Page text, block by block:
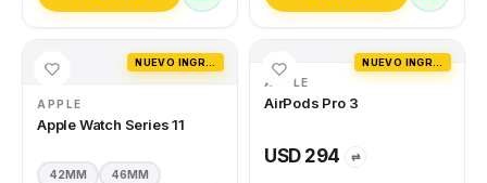
APPLE
Apple Watch Series 11
42MM 46MM
APPLE
AirPods Pro 3
USD 294 ⇄